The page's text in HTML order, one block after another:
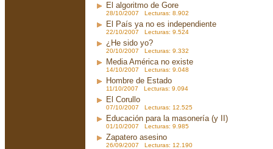
El algoritmo de Gore
28/10/2007 Lecturas: 8.902
El País ya no es independiente
22/10/2007 Lecturas: 9.524
¿He sido yo?
20/10/2007 Lecturas: 9.332
Media América no existe
14/10/2007 Lecturas: 9.048
Hombre de Estado
11/10/2007 Lecturas: 9.094
El Corullo
07/10/2007 Lecturas: 12.525
Educación para la masonería (y II)
01/10/2007 Lecturas: 9.985
Zapatero asesino
26/09/2007 Lecturas: 12.190